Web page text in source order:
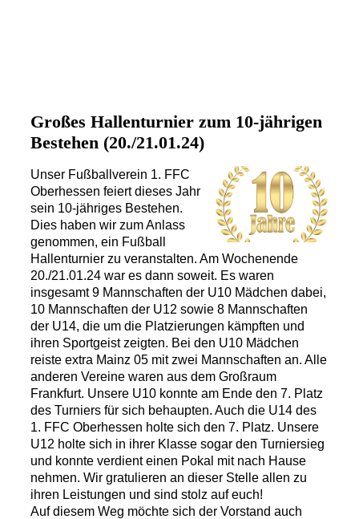
Großes Hallenturnier zum 10-jährigen
Bestehen (20./21.01.24)
Unser Fußballverein 1. FFC
Oberhessen feiert dieses Jahr
sein 10-jähriges Bestehen.
Dies haben wir zum Anlass
genommen, ein Fußball
Hallenturnier zu veranstalten. Am Wochenende
20./21.01.24 war es dann soweit. Es waren
insgesamt 9 Mannschaften der U10 Mädchen dabei,
10 Mannschaften der U12 sowie 8 Mannschaften
der U14, die um die Platzierungen kämpften und
ihren Sportgeist zeigten. Bei den U10 Mädchen
reiste extra Mainz 05 mit zwei Mannschaften an. Alle
anderen Vereine waren aus dem Großraum
Frankfurt. Unsere U10 konnte am Ende den 7. Platz
des Turniers für sich behaupten. Auch die U14 des
1. FFC Oberhessen holte sich den 7. Platz. Unsere
U12 holte sich in ihrer Klasse sogar den Turniersieg
und konnte verdient einen Pokal mit nach Hause
nehmen. Wir gratulieren an dieser Stelle allen zu
ihren Leistungen und sind stolz auf euch!
Auf diesem Weg möchte sich der Vorstand auch